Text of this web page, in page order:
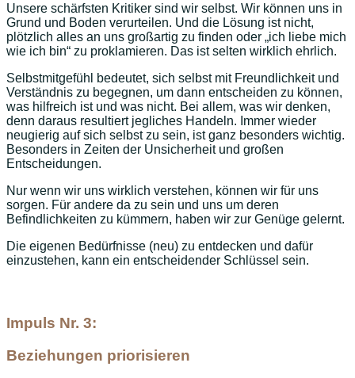
Unsere schärfsten Kritiker sind wir selbst. Wir können uns in
Grund und Boden verurteilen. Und die Lösung ist nicht,
plötzlich alles an uns großartig zu finden oder „ich liebe mich
wie ich bin“ zu proklamieren. Das ist selten wirklich ehrlich.
Selbstmitgefühl bedeutet, sich selbst mit Freundlichkeit und
Verständnis zu begegnen, um dann entscheiden zu können,
was hilfreich ist und was nicht. Bei allem, was wir denken,
denn daraus resultiert jegliches Handeln. Immer wieder
neugierig auf sich selbst zu sein, ist ganz besonders wichtig.
Besonders in Zeiten der Unsicherheit und großen
Entscheidungen.
Nur wenn wir uns wirklich verstehen, können wir für uns
sorgen. Für andere da zu sein und uns um deren
Befindlichkeiten zu kümmern, haben wir zur Genüge gelernt.
Die eigenen Bedürfnisse (neu) zu entdecken und dafür
einzustehen, kann ein entscheidender Schlüssel sein.
Impuls Nr. 3:
Beziehungen priorisieren